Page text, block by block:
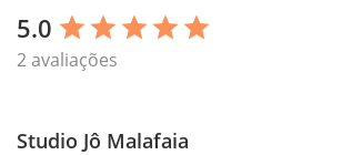
5.0 star star star star star
2 avaliações
Studio Jô Malafaia